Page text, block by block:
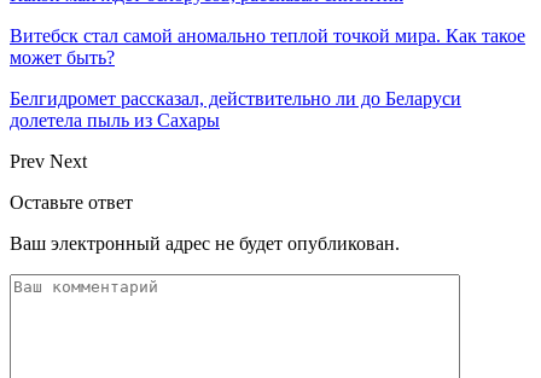
Витебск стал самой аномально теплой точкой мира. Как такое
может быть?
Белгидромет рассказал, действительно ли до Беларуси
долетела пыль из Сахары
Prev Next
Оставьте ответ
Ваш электронный адрес не будет опубликован.